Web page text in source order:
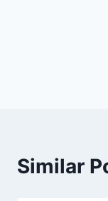
Similar